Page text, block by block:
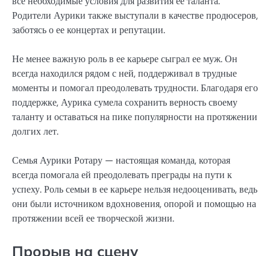
Родители Аурики также выступали в качестве продюсеров,
заботясь о ее концертах и репутации.
Не менее важную роль в ее карьере сыграл ее муж. Он
всегда находился рядом с ней, поддерживал в трудные
моменты и помогал преодолевать трудности. Благодаря его
поддержке, Аурика сумела сохранить верность своему
таланту и оставаться на пике популярности на протяжении
долгих лет.
Семья Аурики Ротару — настоящая команда, которая
всегда помогала ей преодолевать преграды на пути к
успеху. Роль семьи в ее карьере нельзя недооценивать, ведь
они были источником вдохновения, опорой и помощью на
протяжении всей ее творческой жизни.
Прорыв на сцену